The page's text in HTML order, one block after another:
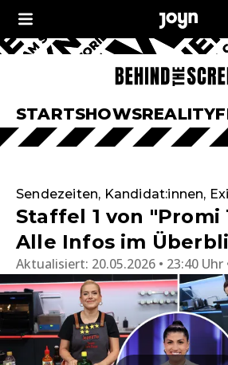
STARTSHOWSREALITY
Sendezeiten, Kandidat:innen,
Staffel 1 von "Promi
Alle Infos im
Aktualisiert: 20.05.2026 • 23:40 Uhr